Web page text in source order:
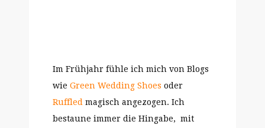
Im Frühjahr fühle ich mich von Blogs
wie Green Wedding Shoes oder
Ruffled magisch angezogen. Ich
bestaune immer die Hingabe, mit